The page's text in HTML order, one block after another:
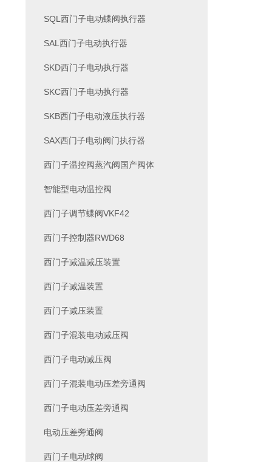
SQL西门子电动蝶阀执行器
SAL西门子电动执行器
SKD西门子电动执行器
SKC西门子电动执行器
SKB西门子电动液压执行器
SAX西门子电动阀门执行器
西门子温控阀蒸汽阀国产阀体
智能型电动温控阀
西门子调节蝶阀VKF42
西门子控制器RWD68
西门子减温减压装置
西门子减温装置
西门子减压装置
西门子混装电动减压阀
西门子电动减压阀
西门子混装电动压差旁通阀
西门子电动压差旁通阀
电动压差旁通阀
西门子电动球阀